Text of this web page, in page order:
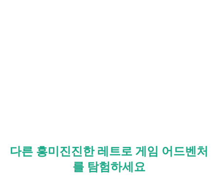
다른 흥미진진한 레트로 게임 어드벤처
를 탐험하세요